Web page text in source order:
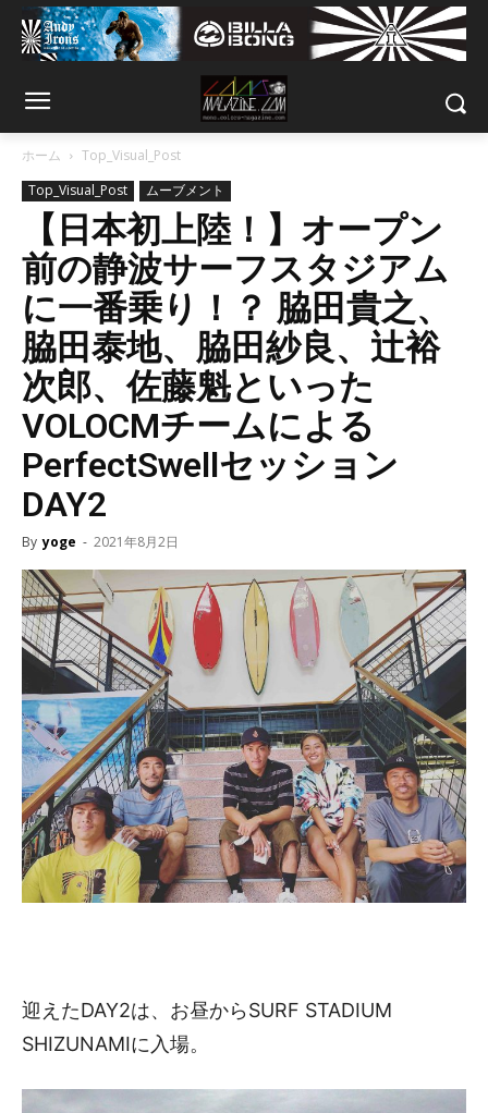
ホーム
Top_Visual_Post
Top_Visual_Post
ムーブメント
【日本初上陸！】オープン
前の静波サーフスタジアム
に一番乗り！？ 脇田貴之、
脇田泰地、脇田紗良、辻裕
次郎、佐藤魁といった
VOLOCMチームによる
PerfectSwellセッション
DAY2
By yoge - 2021年8月2日
迎えたDAY2は、お昼からSURF STADIUM
SHIZUNAMIに入場。